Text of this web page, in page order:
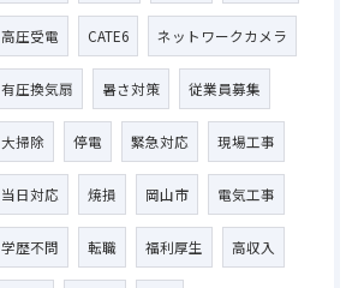
高圧受電 CATE6 ネットワークカメラ
有圧換気扇 暑さ対策 従業員募集
大掃除 停電 緊急対応 現場工事
当日対応 焼損 岡山市 電気工事
学歴不問 転職 福利厚生 高収入